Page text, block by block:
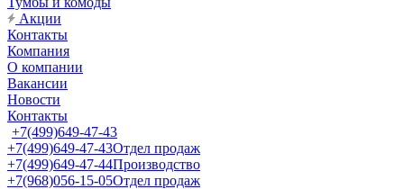
Акции
Контакты
Компания
О компании
Вакансии
Новости
Контакты
+7(499)649-47-43
+7(499)649-47-43Отдел продаж
+7(499)649-47-44Производство
+7(968)056-15-05Отдел продаж